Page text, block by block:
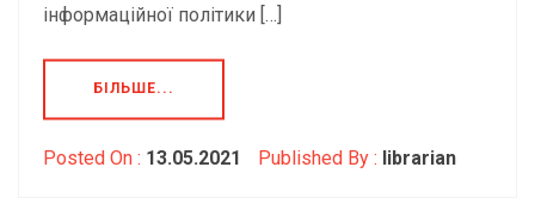
інформаційної політики […]
БІЛЬШЕ...
Posted On : 13.05.2021 Published By : librarian